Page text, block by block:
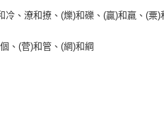
冷、潦和撩、(爍)和礫、(贏)和羸、(粟)
、(菅)和管、(網)和綱